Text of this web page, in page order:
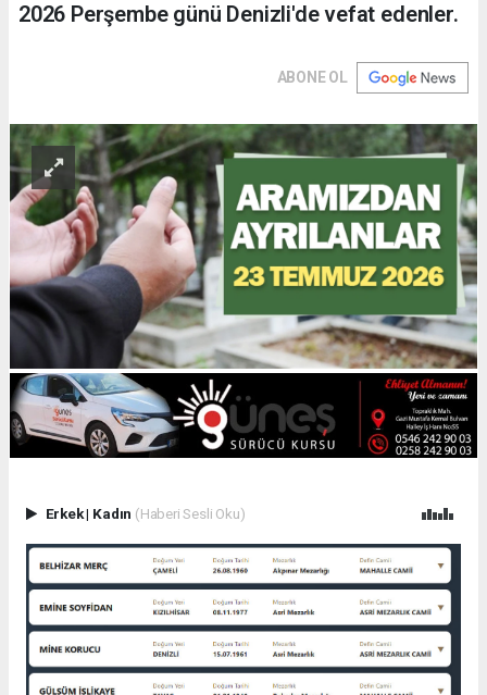
2026 Perşembe günü Denizli'de vefat edenler.
ABONE OL
Erkek| Kadın (Haberi Sesli Oku)